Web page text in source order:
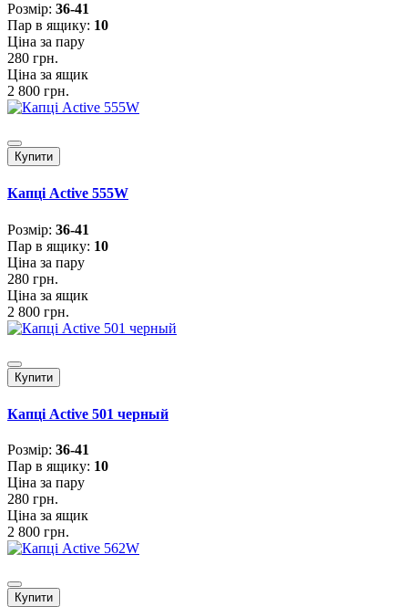
Розмiр: 36-41
Пар в ящику: 10
Ціна за пару
280 грн.
Ціна за ящик
2 800 грн.
Купити
Капці Active 555W
Розмiр: 36-41
Пар в ящику: 10
Ціна за пару
280 грн.
Ціна за ящик
2 800 грн.
Купити
Капці Active 501 черный
Розмiр: 36-41
Пар в ящику: 10
Ціна за пару
280 грн.
Ціна за ящик
2 800 грн.
Купити